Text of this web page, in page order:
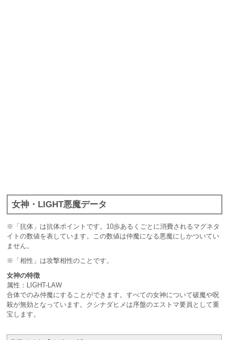
女神・LIGHT悪魔データ
※「抗体」は抗体ポイントです。10歩あるくごとに消費されるマグネタ
イトの数値を表しています。この数値は仲魔になる悪魔にしかついてい
ません。
※「相性」は攻撃相性のことです。
女神の特徴
属性：LIGHT-LAW
合体でのみ仲魔にすることができます。すべての女神について破魔や呪
殺が無効となっています。クシナダヒメは序盤のエストマ要員として重
宝します。